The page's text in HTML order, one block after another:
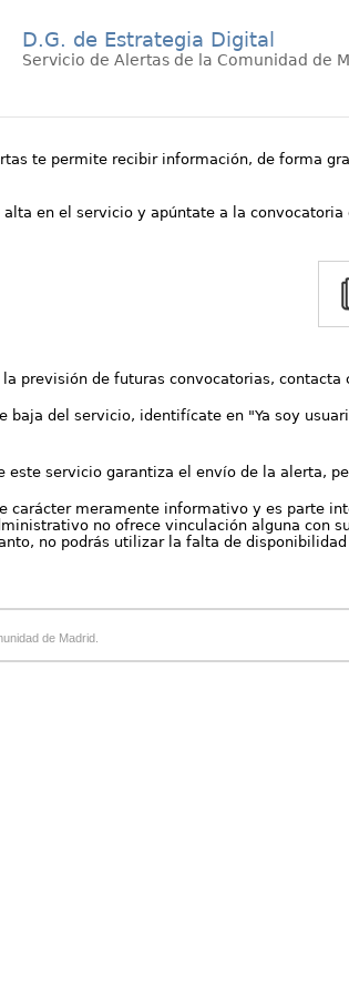
D.G. de Estrategia Digital
Servicio de Alertas de la Comunidad de
te permite recibir información, de forma
alta en el servicio y apúntate a la convocatoria
la previsión de futuras convocatorias,
baja del servicio, identifícate en "Ya soy
este servicio garantiza el envío de la alerta,
carácter meramente informativo y es parte
no ofrece vinculación alguna con
no podrás utilizar la falta de
de Madrid.